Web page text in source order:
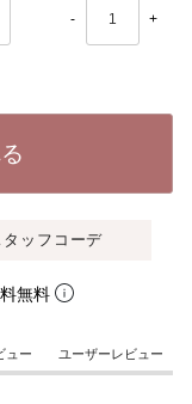
- +
タッフコーデ
無料
ュー ユーザーレビュー